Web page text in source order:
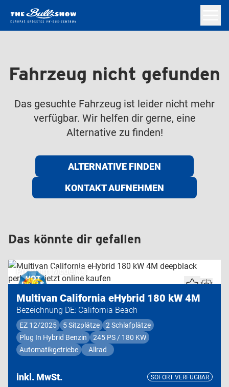
Fahrzeug nicht gefunden
Das gesuchte Fahrzeug ist leider nicht mehr
verfügbar. Wir helfen dir gerne, eine
Alternative zu finden!
ALTERNATIVE FINDEN
KONTAKT AUFNEHMEN
Das könnte dir gefallen
Premium Modell
Multivan California eHybrid 180 kW 4M
Bezeichnung DE: California Beach
EZ 12/2025 5 Sitzplätze
2 Schlafplätze
Plug In Hybrid Benzin
245 PS / 180 KW
Automatikgetriebe
Allrad
inkl. MwSt. SOFORT VERFÜGBAR